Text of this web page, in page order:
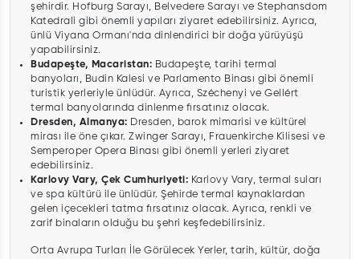
şehirdir. Hofburg Sarayı, Belvedere Sarayı ve Stephansdom
Katedrali gibi önemli yapıları ziyaret edebilirsiniz. Ayrıca,
ünlü Viyana Ormanı'nda dinlendirici bir doğa yürüyüşü
yapabilirsiniz.
Budapeşte, Macaristan: Budapeşte, tarihi termal
banyoları, Budin Kalesi ve Parlamento Binası gibi önemli
turistik yerleriyle ünlüdür. Ayrıca, Széchenyi ve Gellért
termal banyolarında dinlenme fırsatınız olacak.
Dresden, Almanya: Dresden, barok mimarisi ve kültürel
mirası ile öne çıkar. Zwinger Sarayı, Frauenkirche Kilisesi ve
Semperoper Opera Binası gibi önemli yerleri ziyaret
edebilirsiniz.
Karlovy Vary, Çek Cumhuriyeti: Karlovy Vary, termal suları
ve spa kültürü ile ünlüdür. Şehirde termal kaynaklardan
gelen içecekleri tatma fırsatınız olacak. Ayrıca, renkli ve
zarif binaların olduğu bu şehri keşfedebilirsiniz.
Orta Avrupa Turları İle Görülecek Yerler, tarih, kültür, doğa